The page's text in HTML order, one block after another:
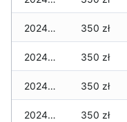
2024-12-11 350 zł
2024-12-10 350 zł
2024-12-09 350 zł
2024-12-08 350 zł